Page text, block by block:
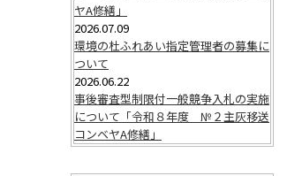
ヤA修繕」
2026.07.09
環境の杜ふれあい指定管理者の募集に
ついて
2026.06.22
事後審査型制限付一般競争入札の実施
について「令和８年度 №２主灰移送
コンベヤA修繕」